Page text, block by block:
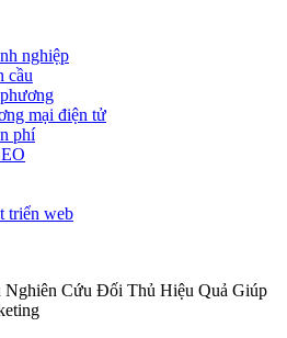
nghiệp
cầu
mại điện tử
phí
triển web
Nghiên Cứu Đối Thủ Hiệu Quả Giúp